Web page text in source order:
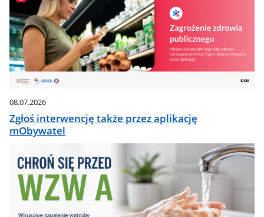
08.07.2026
Zgłoś interwencję także przez aplikację
mObywatel